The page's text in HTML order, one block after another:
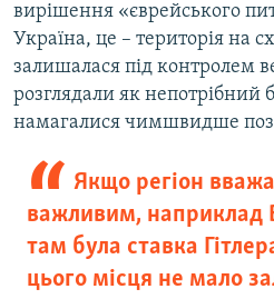
вирішення «єврейського
Україна, це – територія на
залишалася під контролем
розглядали як непотрібний
намагалися чимшвидше
Якщо регіон
важливим, наприклад
там була ставка
цього місця не мало